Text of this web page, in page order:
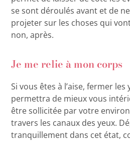
se sont déroulés avant et de
projeter sur les choses qui
non, après.
Je me relie à mon corps
Si vous êtes à l’aise, fermer les
permettra de mieux vous
être sollicitée par votre
travers les canaux des yeux.
tranquillement dans cet état,